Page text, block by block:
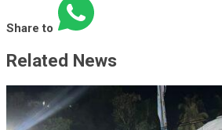
Share to
Related News